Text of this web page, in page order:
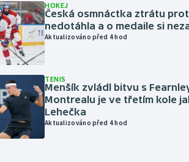
HOKEJ
Česká osmnáctka ztrátu
nedotáhla a o medaile si
Aktualizováno před 4 hod
TENIS
Menšík zvládl bitvu s
Montrealu je ve třetím kole
Lehečka
Aktualizováno před 4 hod